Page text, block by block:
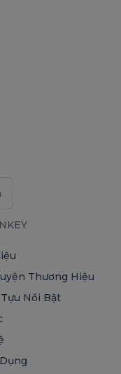
Thương Hiệu
Nổi Bật